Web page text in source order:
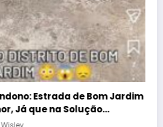
Bom Jardim
cidade Denúncia
Contato
A REDE
- 2025 - Ligue: (22) 99908-4338 -